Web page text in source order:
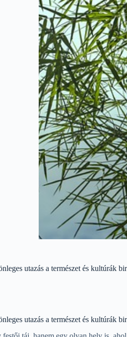
utazás a természet és kultúrák
utazás a természet és kultúrák